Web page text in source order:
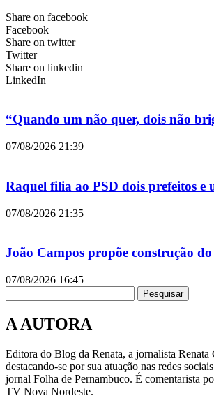
Share on facebook
Facebook
Share on twitter
Twitter
Share on linkedin
LinkedIn
“Quando um não quer, dois não
07/08/2026 21:39
Raquel filia ao PSD dois prefeitos e
07/08/2026 21:35
João Campos propõe construção
07/08/2026 16:45
Pesquisar
A AUTORA
Editora do Blog da Renata, a jornalista Renata
destacando-se por sua atuação nas redes
jornal Folha de Pernambuco. É comentarista
TV Nova Nordeste.